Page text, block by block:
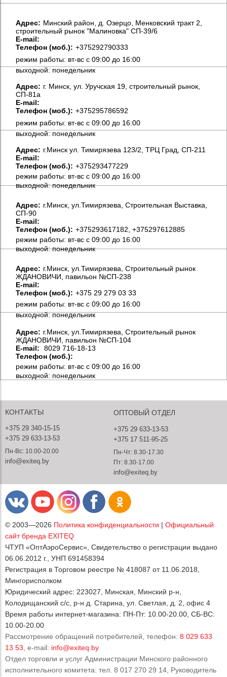
Aдрес: Минский район, д. Озерцо, Менковский тракт 2,
строительный рынок "Малиновка" СП-39/6
E-mail:
Телефон (моб.): +375292790333
режим работы: вт-вс с 09:00 до 16:00
выходной: понедельник
Aдрес: г. Минск, ул. Уручская 19, строительный рынок,
СП-81а
E-mail:
Телефон (моб.): +375295786592
режим работы: вт-вс с 09:00 до 16:00
выходной: понедельник
Aдрес: г.Минск ул. Тимирязева 123/2, ТРЦ Град, СП-211
E-mail:
Телефон (моб.): +375293477229
режим работы: вт-вс с 09:00 до 16:00
выходной: понедельник
Aдрес: г.Минск, ул.Тимирязева, Строительная Выставка,
СП-90
E-mail:
Телефон (моб.): +375293617182, +375297612885
режим работы: вт-вс с 09:00 до 16:00
выходной: понедельник
Aдрес: г.Минск, ул.Тимирязева, Строительный рынок
ЖДАНОВИЧИ, павильон №СП-238
E-mail:
Телефон (моб.): +375 29 279 03 33
режим работы: вт-вс с 09:00 до 16:00
выходной: понедельник
Aдрес: г.Минск, ул.Тимирязева, Строительный рынок
ЖДАНОВИЧИ, павильон №СП-104
E-mail:
8029 716-18-13
Телефон (моб.):
режим работы: вт-вс с 09:00 до 16:00
выходной: понедельник
КОНТАКТЫ
+375 29 340-15-15
+375 29 633-13-53
Пн-Вс: 10.00-20.00
info@exiteq.by
ОПТОВЫЙ ОТДЕЛ
+375 29 633-13-53
+375 17 511-95-25
Пн-Чт: 8.30-17.30
Пт: 8.30-17.00
info@exiteq.by
© 2003—2026 Политика конфиденциальности | Официальный
сайт бренда EXITEQ
ЧТУП «ОптАэроСервис», Свидетельство о регистрации выдано
06.06.2012 г., УНП 691458394
Регистрация в Торговом реестре № 418087 от 11.06.2018,
Мингорисполком
Юридический адрес: 223027, Минская, Минский р-н,
Колодищанский с/с, р-н д. Старина, ул. Светлая, д. 2, офис 4
Время работы интернет-магазина: ПН-Пт: 10.00-20.00, СБ-ВС:
10.00-20.00
Рассмотрение обращений потребителей, телефон: 8 029 633
13 53 , e-mail: info@exiteq.by
Отдел торговли и услуг Администрации Минского районного
исполнительного комитета: тел. 8 017 270 29 14, Руководитель